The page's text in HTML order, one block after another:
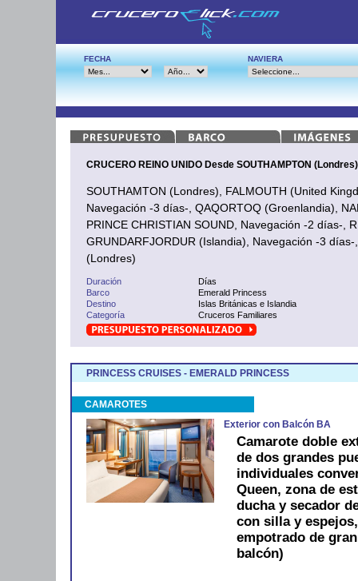
FECHA NAVIERA
CRUCERO REINO UNIDO Desde SOUTHAMPTON (Londres)
SOUTHAMTON (Londres), FALMOUTH (United
Navegación -3 días-, QAQORTOQ (Groenlandia),
PRINCE CHRISTIAN SOUND, Navegación -2 días-,
GRUNDARFJORDUR (Islandia), Navegación -3
(Londres)
Duración
Días
Barco
Emerald Princess
Destino
Islas Británicas e Islandia
Categoría
Cruceros Familiares
PRINCESS CRUISES - EMERALD PRINCESS
CAMAROTES
Exterior con Balcón BA
Camarote doble
de dos grandes
individuales
Queen, zona de
ducha y secador
con silla y
empotrado de
balcón)